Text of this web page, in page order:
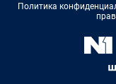
Политика